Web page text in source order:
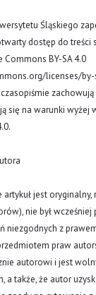
Śląskiego
dostęp do treści
Commons BY-SA 4.0
licenses/
się na warunki wyżej
jest oryginalny,
nie był wcześniej
niezgodnych z
praw
autorowi i jest
a także, że autor